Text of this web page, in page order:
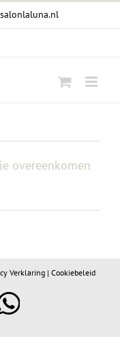
WhatsApp
overeenkomen
Verklaring| Cookiebeleid